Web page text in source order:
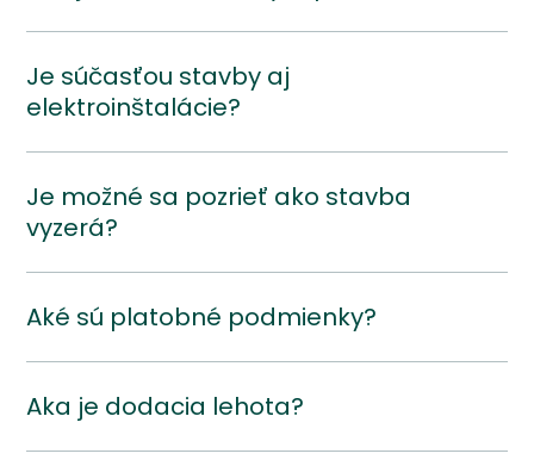
Je súčasťou stavby aj
elektroinštalácie?
Je možné sa pozrieť ako stavba
vyzerá?
Aké sú platobné podmienky?
Aka je dodacia lehota?